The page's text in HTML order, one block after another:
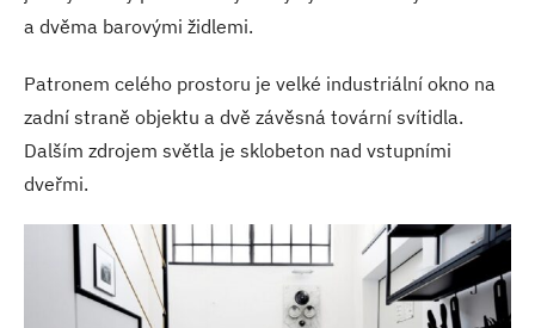
a dvěma barovými židlemi.
Patronem celého prostoru je velké industriální okno na
zadní straně objektu a dvě závěsná tovární svítidla.
Dalším zdrojem světla je sklobeton nad vstupními
dveřmi.